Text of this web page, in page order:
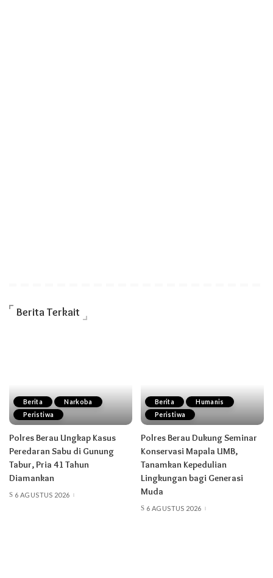
Berita Terkait
Berita
Narkoba
Peristiwa
Polres Berau Ungkap Kasus
Peredaran Sabu di Gunung
Tabur, Pria 41 Tahun
Diamankan
6 AGUSTUS 2026
Berita
Humanis
Peristiwa
Polres Berau Dukung Seminar
Konservasi Mapala UMB,
Tanamkan Kepedulian
Lingkungan bagi Generasi
Muda
6 AGUSTUS 2026